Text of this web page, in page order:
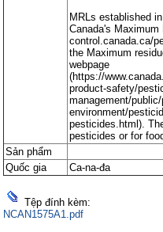
MRLs established
Canada's
control.canada.ca/
the Maximum
webpage
(https://
product-safety/
management/
environment/
pesticides.html).
pesticides or for
Sản phẩm
Quốc gia
Ca-na-đa
Tệp đính kèm:
NCAN1575A1.pdf